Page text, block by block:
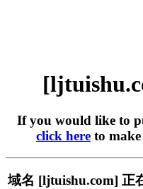
If you would like to
click here to
域名 [ljtuishu.com] 正